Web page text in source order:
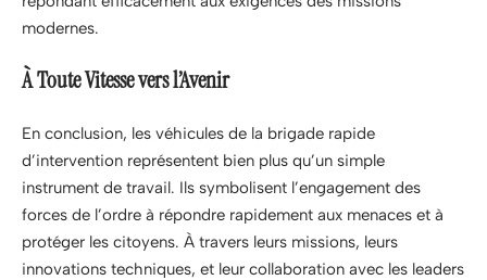
modernes.
À Toute Vitesse vers l’Avenir
En conclusion, les véhicules de la brigade rapide
d’intervention représentent bien plus qu’un simple
instrument de travail. Ils symbolisent l’engagement des
forces de l’ordre à répondre rapidement aux menaces et à
protéger les citoyens. À travers leurs missions, leurs
innovations techniques, et leur collaboration avec les leaders